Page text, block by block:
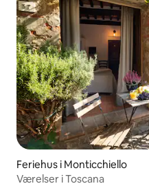
Feriehus i Monticchiello
Værelser i Toscana